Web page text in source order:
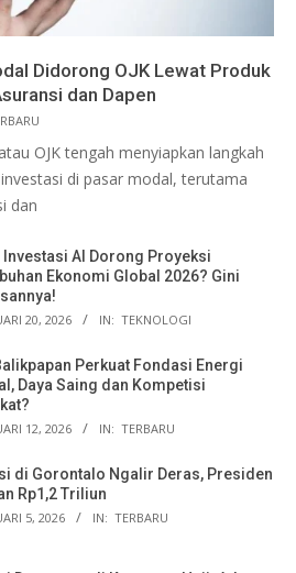
Didorong OJK Lewat Produk
dan Dapen
OJK tengah menyiapkan langkah
di pasar modal, terutama
dan
Investasi AI Dorong Proyeksi
Ekonomi Global 2026? Gini
20, 2026 IN: TEKNOLOGI
Perkuat Fondasi Energi
Daya Saing dan Kompetisi
12, 2026 IN: TERBARU
di Gorontalo Ngalir Deras, Presiden
Rp1,2 Triliun
5, 2026 IN: TERBARU